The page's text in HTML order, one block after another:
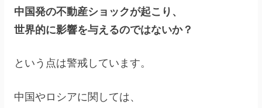
中国発の不動産ショックが起こり、
世界的に影響を与えるのではないか？
という点は警戒しています。
中国やロシアに関しては、